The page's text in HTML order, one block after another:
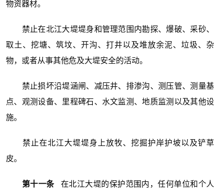
物资器材。
禁止在北江大堤堤身和管理范围内勘探、爆破、采砂、
取土、挖塘、筑坟、开沟、打井以及堆放余泥、垃圾、杂
物，或者从事其他危及大堤安全的活动。
禁止损坏沿堤涵闸、减压井、排渗沟、测压管、测量基
点、观测设备、里程碑石、水文监测、地质监测以及其他设
施。
禁止在北江大堤堤身上放牧、挖掘护岸护坡以及铲草
皮。
第十一条 在北江大堤的保护范围内，任何单位和个人